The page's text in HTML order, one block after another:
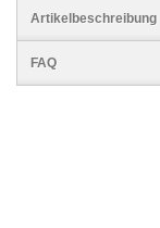
Artikelbeschreibung
FAQ